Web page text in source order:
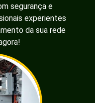
segurança e
experientes
da sua rede